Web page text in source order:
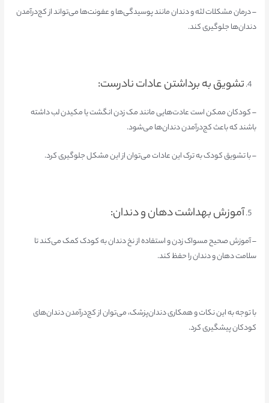
– درمان مشکلات لثه و دندان مانند پوسیدگی‌ها و عفونت‌ها می‌تواند از کج‌درآمدن
دندان‌ها جلوگیری کند.
تشویق به برداشتن عادات نادرست:
– کودکان ممکن است عادت‌هایی مانند مک زدن انگشت یا مکیدن لب داشته
باشند که باعث کج‌درآمدن دندان‌ها می‌شود.
– با تشویق کودک به ترک این عادات می‌توان از این مشکل جلوگیری کرد.
آموزش بهداشت دهان و دندان:
– آموزش صحیح مسواک زدن و استفاده از نخ دندان به کودک کمک می‌کند تا
سلامت دهان و دندان را حفظ کند.
با توجه به این نکات و همکاری دندان‌پزشک، می‌توان از کج‌درآمدن دندان‌های
کودکان پیشگیری کرد.